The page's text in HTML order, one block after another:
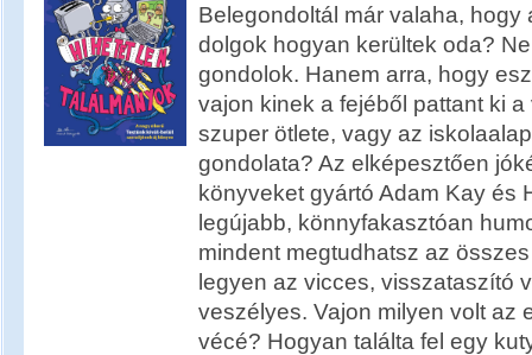
Belegondoltál már valaha, hogy
dolgok hogyan kerültek oda?
gondolok. Hanem arra, hogy
vajon kinek a fejéből pattant ki
szuper ötlete, vagy az
gondolata? Az elképesztően
könyveket gyártó Adam Kay és
legújabb, könnyfakasztóan
mindent megtudhatsz az
legyen az vicces, visszataszító
veszélyes. Vajon milyen volt az
vécé? Hogyan találta fel egy